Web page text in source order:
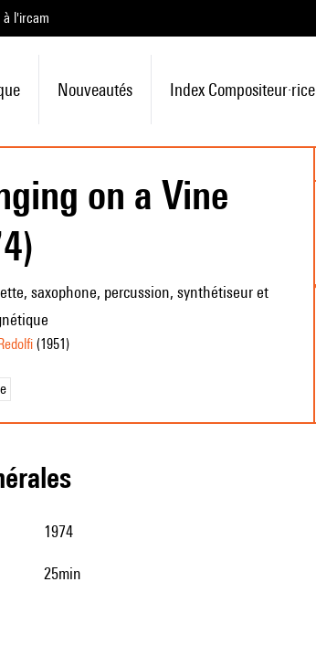
à l'ircam
Nouveautés Index Compositeur·rice
on a Vine
saxophone, percussion, synthétiseur et
(1951)
1974
25min